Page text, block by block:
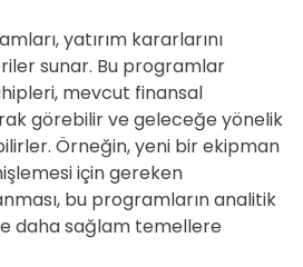
yatırım kararlarını
sunar. Bu programlar
mevcut finansal
görebilir ve geleceğe yönelik
Örneğin, yeni bir ekipman
için gereken
bu programların analitik
daha sağlam temellere